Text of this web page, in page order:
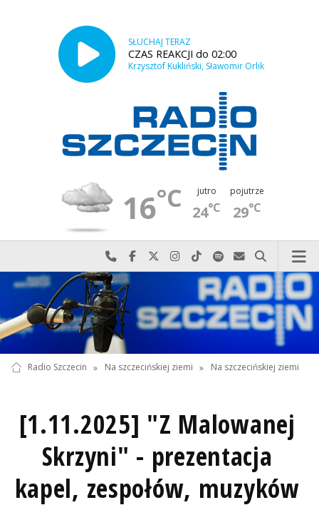
SŁUCHAJ TERAZ
CZAS REAKCJI do 02:00
Krzysztof Kukliński, Sławomir Orlik
16°C jutro
24°C
pojutrze
29°C
Najlepiej po prostu do nas zadzwoń
Odwiedź nas na Facebook-u
Odwiedź nas na X
Odwiedź nas na Instagram-ie
Odwiedź nas na TikTok-u
Szukaj nas na Spotify
Wyślij do nas
Szukaj
Radio Szczecin » Na szczecińskiej ziemi » Na szczecińskiej ziemi
[1.11.2025] "Z Malowanej
Skrzyni" - prezentacja
kapel, zespołów, muzyków